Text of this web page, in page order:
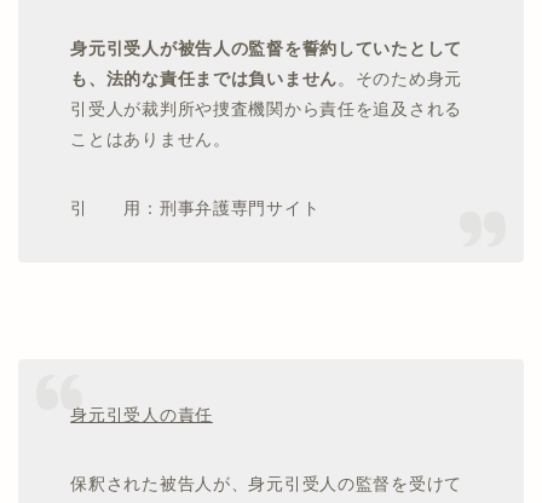
身元引受人が被告人の監督を誓約していたとして
も、法的な責任までは負いません。そのため身元
引受人が裁判所や捜査機関から責任を追及される
ことはありません。
引 用：刑事弁護専門サイト
身元引受人の責任
保釈された被告人が、身元引受人の監督を受けて